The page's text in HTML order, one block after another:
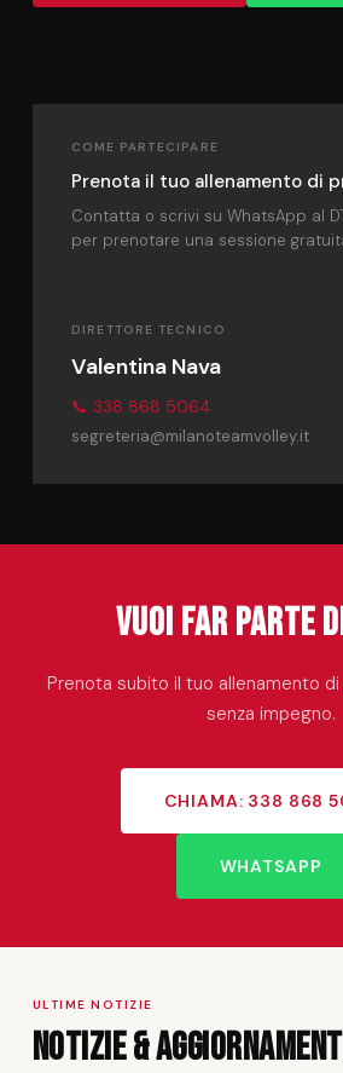
COME PARTECIPARE
Prenota il tuo allenamento di
Contatta o scrivi su WhatsApp al
per prenotare una sessione
DIRETTORE TECNICO
Valentina Nava
📞 338 868 5064
segreteria@milanoteamvolley.it
Vuoi far parte
Prenota subito il tuo allenamento
senza impegno.
CHIAMA: 338 868
WHATSAPP
ULTIME NOTIZIE
Notizie &